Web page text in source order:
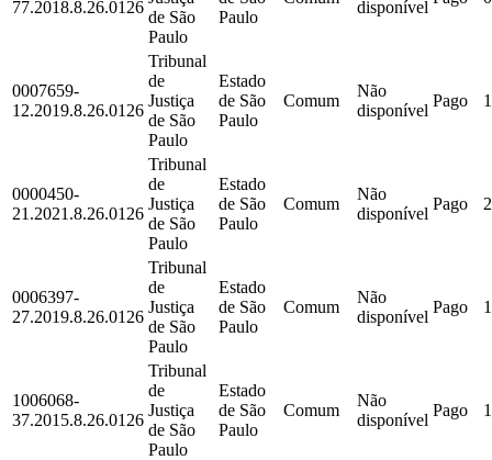
77.2018.8.26.0126
de São
Paulo
Paulo
disponível
0007659-
12.2019.8.26.0126
Tribunal
de
Justiça
de São
Paulo
Estado
de São
Paulo
Comum
Não
disponível
Pago
0000450-
21.2021.8.26.0126
Tribunal
de
Justiça
de São
Paulo
Estado
de São
Paulo
Comum
Não
disponível
Pago
0006397-
27.2019.8.26.0126
Tribunal
de
Justiça
de São
Paulo
Estado
de São
Paulo
Comum
Não
disponível
Pago
1006068-
37.2015.8.26.0126
Tribunal
de
Justiça
de São
Paulo
Estado
de São
Paulo
Comum
Não
disponível
Pago